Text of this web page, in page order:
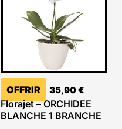
OFFRIR 35,90€
Florajet – ORCHIDEE
BLANCHE 1 BRANCHE